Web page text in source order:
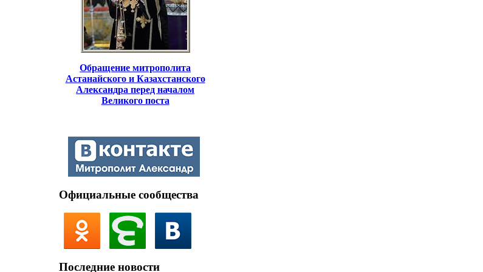
Обращение митрополита
Астанайского и Казахстанского
Александра перед началом
Великого поста
Официальные сообщества
Последние новости